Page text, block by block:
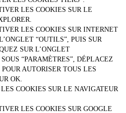
LES COOKIES SUR LE
LES COOKIES SUR INTERNET
“OUTILS”, PUIS SUR
SUR L’ONGLET
“PARAMÈTRES”, DÉPLACEZ
AUTORISER TOUS LES
OK.
COOKIES SUR LE NAVIGATEUR
LES COOKIES SUR GOOGLE